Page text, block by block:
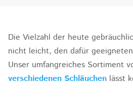
Die Vielzahl der heute
nicht leicht, den dafür geeigneten
Unser umfangreiches Sortiment
verschiedenen Schläuchen lässt